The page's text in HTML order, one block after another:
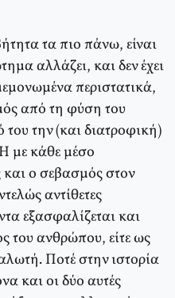
τα πιο πάνω, είναι
αλλάζει, και δεν έχει
περιστατικά,
από τη φύση του
του την (και διατροφική)
με κάθε μέσο
και ο σεβασμός στον
αντίθετες
εξασφαλίζεται και
του ανθρώπου, είτε ως
Ποτέ στην ιστορία
και οι δύο αυτές